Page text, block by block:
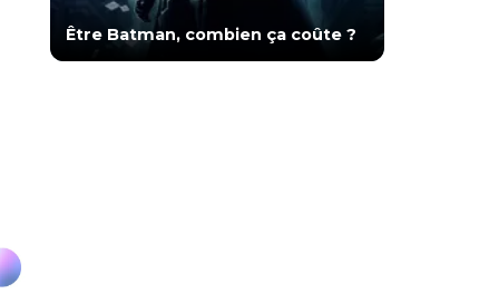
Être Batman, combien ça coûte ?